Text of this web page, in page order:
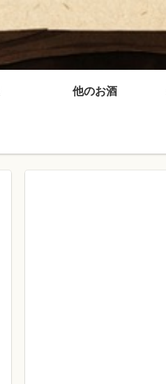
他のお酒